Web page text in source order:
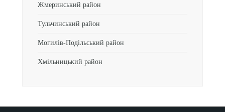
Жмеринський район
Тульчинський район
Могилів-Подільський район
Хмільницький район